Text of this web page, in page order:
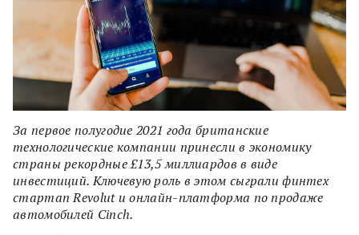
За первое полугодие 2021 года британские
технологические компании принесли в экономику
страны рекордные £13,5 миллиардов в виде
инвестиций. Ключевую роль в этом сыграли финтех
стартап Revolut и онлайн-платформа по продаже
автомобилей Сinch.